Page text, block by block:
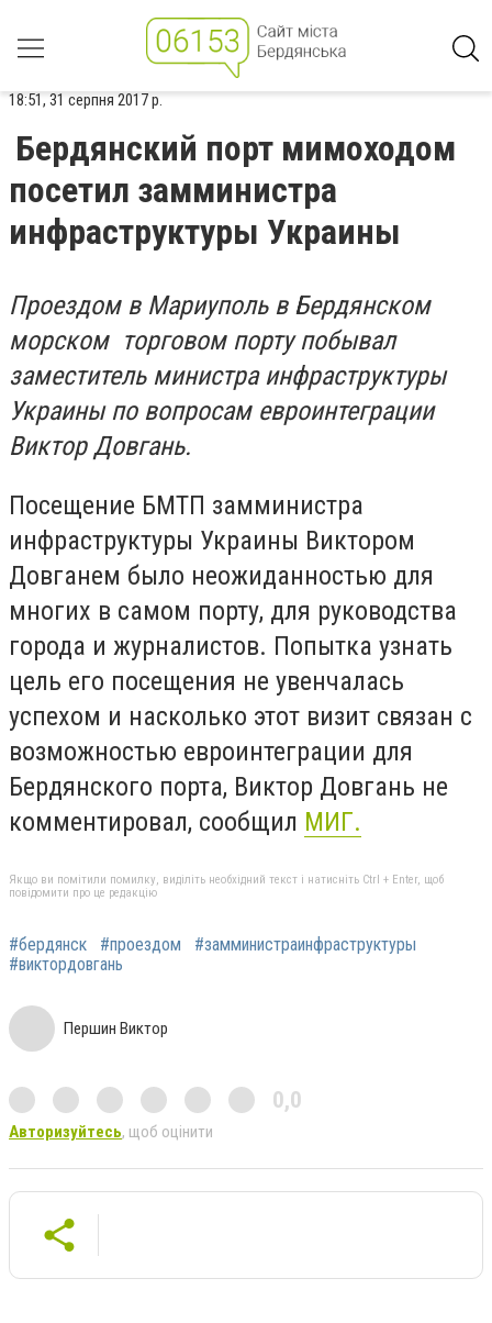
18:51, 31 серпня 2017 р.
Бердянский порт мимоходом
посетил замминистра
инфраструктуры Украины
Проездом в Мариуполь в Бердянском
морском торговом порту побывал
заместитель министра инфраструктуры
Украины по вопросам евроинтеграции
Виктор Довгань.
Посещение БМТП замминистра
инфраструктуры Украины Виктором
Довганем было неожиданностью для
многих в самом порту, для руководства
города и журналистов. Попытка узнать
цель его посещения не увенчалась
успехом и насколько этот визит связан с
возможностью евроинтеграции для
Бердянского порта, Виктор Довгань не
комментировал, сообщил МИГ.
Якщо ви помітили помилку, виділіть необхідний текст і натисніть Ctrl + Enter, щоб
повідомити про це редакцію
#бердянск #проездом
#замминистраинфраструктуры
#виктордовгань
Першин Виктор
0,0
Авторизуйтесь, щоб оцінити